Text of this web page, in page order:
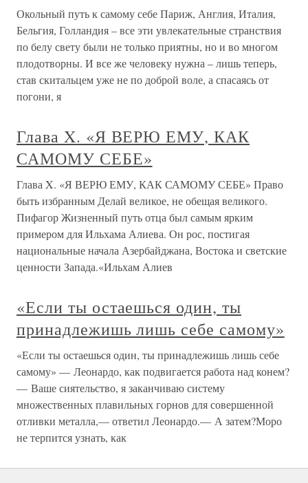
Окольный путь к самому себе Париж, Англия, Италия,
Бельгия, Голландия – все эти увлекательные странствия
по белу свету были не только приятны, но и во многом
плодотворны. И все же человеку нужна – лишь теперь,
став скитальцем уже не по доброй воле, а спасаясь от
погони, я
Глава X. «Я ВЕРЮ ЕМУ, КАК
САМОМУ СЕБЕ»
Глава X. «Я ВЕРЮ ЕМУ, КАК САМОМУ СЕБЕ» Право
быть избранным Делай великое, не обещая великого.
Пифагор Жизненный путь отца был самым ярким
примером для Ильхама Алиева. Он рос, постигая
национальные начала Азербайджана, Востока и светские
ценности Запада.«Ильхам Алиев
«Если ты остаешься один, ты
принадлежишь лишь себе самому»
«Если ты остаешься один, ты принадлежишь лишь себе
самому» — Леонардо, как подвигается работа над конем?
— Ваше сиятельство, я заканчиваю систему
множественных плавильных горнов для совершенной
отливки металла,— ответил Леонардо.— А затем?Моро
не терпится узнать, как